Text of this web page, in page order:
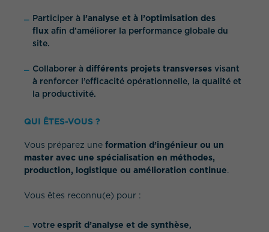
Participer à l’analyse et à l’optimisation des
flux afin d’améliorer la performance globale du
site.
Collaborer à différents projets transverses visant
à renforcer l’efficacité opérationnelle, la qualité et
la productivité.
QUI ÊTES-VOUS ?
Vous préparez une formation d’ingénieur ou un
master avec une spécialisation en méthodes,
production, logistique ou amélioration continue.
Vous êtes reconnu(e) pour :
votre esprit d’analyse et de synthèse,